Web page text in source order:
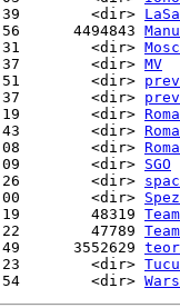
<dir>
4494843
<dir>
<dir>
MV
<dir>
<dir>
<dir>
Roma
<dir>
<dir>
<dir>
SGO
<dir>
<dir>
48319
47789
3552629
<dir>
<dir>